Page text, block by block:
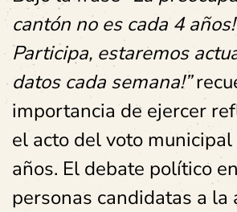
cantón no es cada 4
Participa, estaremos
datos cada semana!”
importancia de ejercer
el acto del voto
años. El debate político
personas candidatas a la